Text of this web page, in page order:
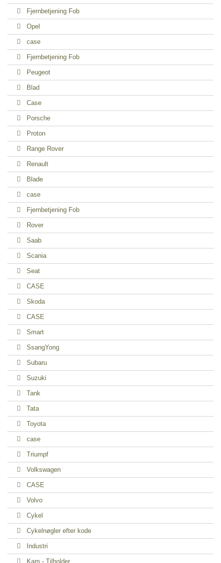
Fjernbetjening Fob
Opel
case
Fjernbetjening Fob
Peugeot
Blad
Case
Porsche
Proton
Range Rover
Renault
Blade
case
Fjernbetjening Fob
Rover
Saab
Scania
Seat
CASE
Skoda
CASE
Smart
SsangYong
Subaru
Suzuki
Tank
Tata
Toyota
case
Triumpf
Volkswagen
CASE
Volvo
Cykel
Cykelnøgler efter kode
Industri
Kam - Tilholder